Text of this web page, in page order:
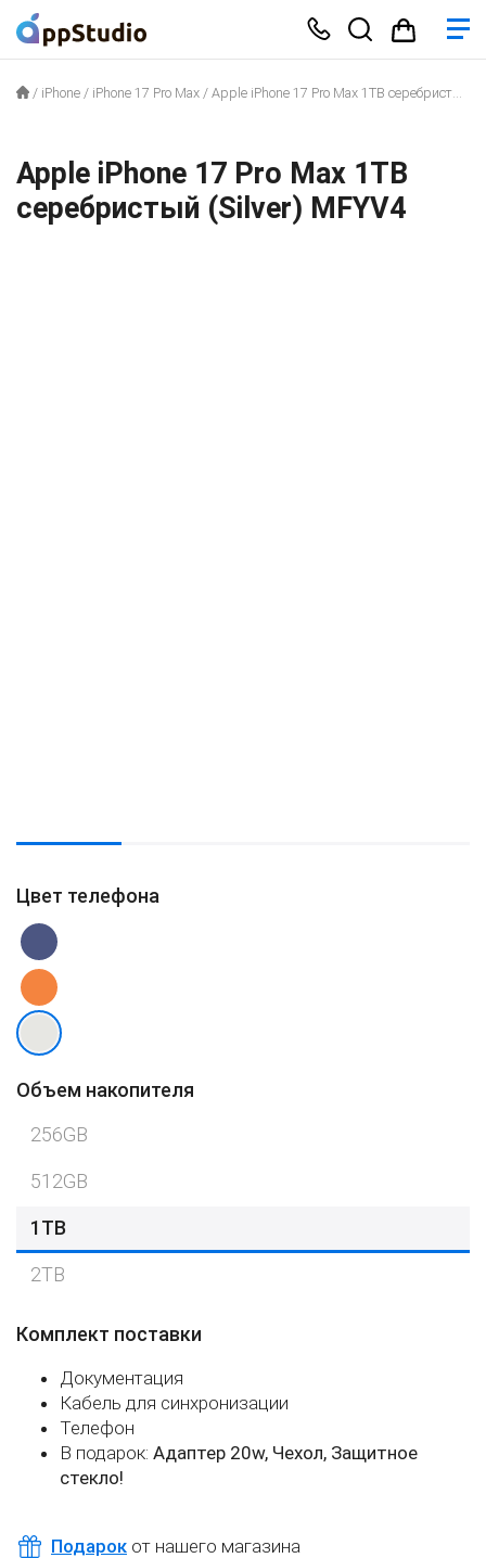
/ iPhone / iPhone 17 Pro Max / Apple iPhone 17 Pro Max 1TB серебристый (Silver) MFYV4
Apple iPhone 17 Pro Max 1TB
серебристый (Silver) MFYV4
Цвет телефона
Объем накопителя
256GB
512GB
1TB
2TB
Комплект поставки
Документация
Кабель для синхронизации
Телефон
В подарок: Адаптер 20w, Чехол, Защитное
стекло!
Подарок от нашего магазина